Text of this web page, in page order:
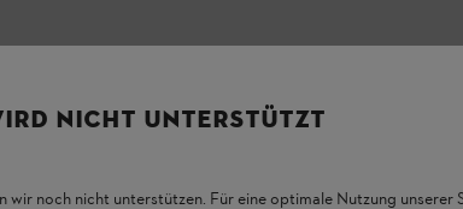
NICHT UNTERSTÜTZT
wir noch nicht unterstützen. Für eine optimale Nutzung unserer